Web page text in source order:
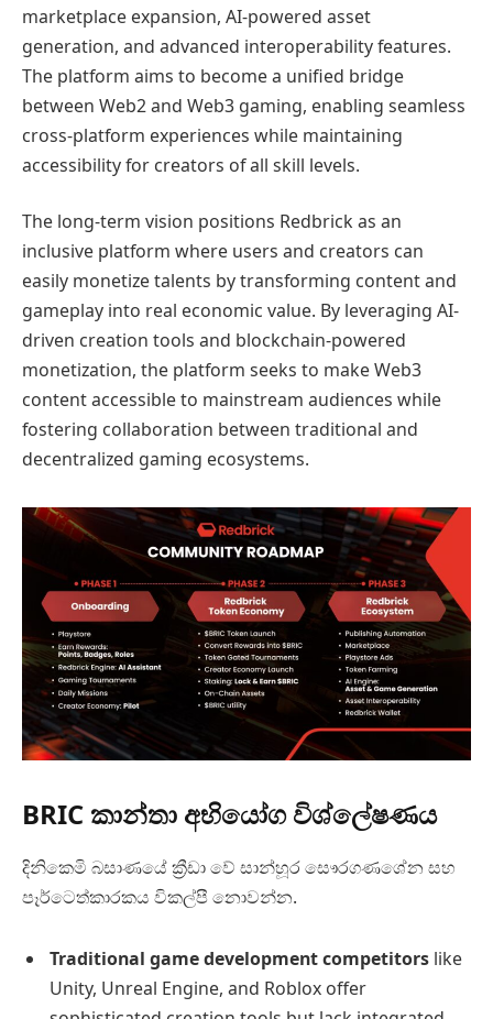
marketplace expansion, AI-powered asset
generation, and advanced interoperability features.
The platform aims to become a unified bridge
between Web2 and Web3 gaming, enabling seamless
cross-platform experiences while maintaining
accessibility for creators of all skill levels.
The long-term vision positions Redbrick as an
inclusive platform where users and creators can
easily monetize talents by transforming content and
gameplay into real economic value. By leveraging AI-
driven creation tools and blockchain-powered
monetization, the platform seeks to make Web3
content accessible to mainstream audiences while
fostering collaboration between traditional and
decentralized gaming ecosystems.
BRIC කාන්තා අභියෝග විශ්ලේෂණය
දිනිකෙමි බසාණයේ ක්‍රීඩා වේ සාන්හූර සෞරගණශේන සහ
පෑර්ටෙත්කාරකය විකල්පී නොවන්න.
Traditional game development competitors like
Unity, Unreal Engine, and Roblox offer